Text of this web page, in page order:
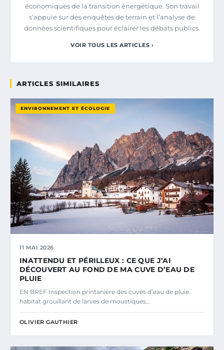
économiques de la transition énergétique. Son travail
s’appuie sur des enquêtes de terrain et l’analyse de
données scientifiques pour éclairer les débats publics.
VOIR TOUS LES ARTICLES ›
ARTICLES SIMILAIRES
ENVIRONNEMENT ET ÉCOLOGIE
11 MAI 2026
INATTENDU ET PÉRILLEUX : CE QUE J’AI
DÉCOUVERT AU FOND DE MA CUVE D’EAU DE
PLUIE
EN BREF Inspection printanière des cuves d’eau de pluie.
habitat grouillant de larves de moustiques…
OLIVIER GAUTHIER